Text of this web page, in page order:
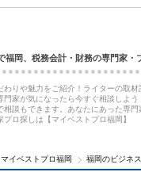
福岡、税務会計・財務の専門家
わりや魅力をご紹介！ライターの取
門家が気になったら今すぐ相談しよ
談もできます。あなたにあった専門
ロ探しは【マイベストプロ福岡】
マイベストプロ福岡 福岡のビジネス